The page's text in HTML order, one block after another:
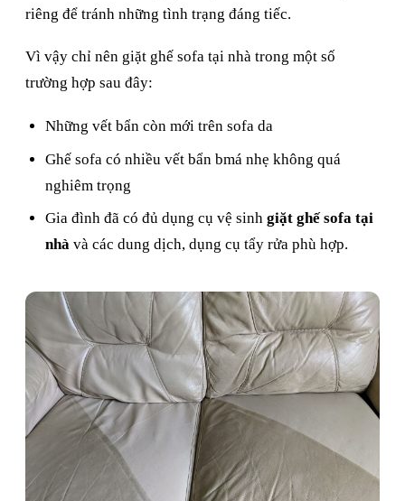
riêng để tránh những tình trạng đáng tiếc.
Vì vậy chỉ nên giặt ghế sofa tại nhà trong một số
trường hợp sau đây:
Những vết bẩn còn mới trên sofa da
Ghế sofa có nhiều vết bẩn bmá nhẹ không quá
nghiêm trọng
Gia đình đã có đủ dụng cụ vệ sinhgiặt ghế sofa tại
nhàvà các dung dịch, dụng cụ tẩy rửa phù hợp.